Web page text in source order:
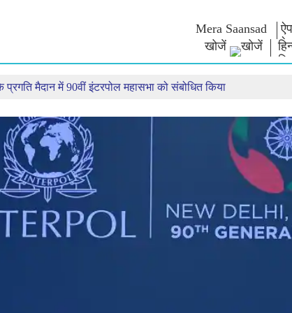
Mera Saansad
खोजें
शासन
वैश्विक पहचान
इंफोग्राफिक्स
इनसाइट्स
श्रेणियाँ
काशी विकास यात्रा
कोट्स
भाषण
संबोधन
ब्लॉग
प्रगति मैदान में 90वीं इंटरपोल महासभा को संबोधित किया